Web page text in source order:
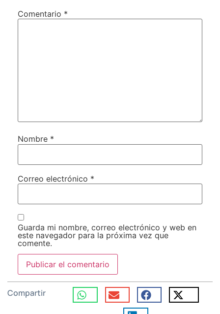
Comentario *
Nombre *
Correo electrónico *
Guarda mi nombre, correo electrónico y web en
este navegador para la próxima vez que
comente.
Compartir